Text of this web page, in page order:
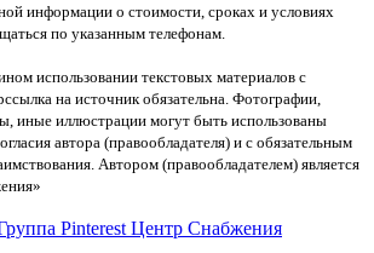
информации о стоимости, сроках и условиях
по указанным телефонам.
использовании текстовых материалов с
на источник обязательна. Фотографии,
иные иллюстрации могут быть использованы
автора (правообладателя) и с обязательным
Автором (правообладателем) является